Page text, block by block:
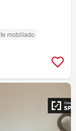
mobiliado